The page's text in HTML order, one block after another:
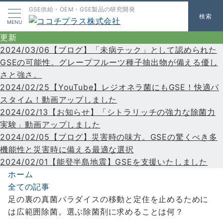
MENU
GSE供給・OEM・GSE製品の研究開発
検索
更新
2024/03/06【ブログ】「未病テック」として認められた
GSEの可能性。グレープフルーツ種子抽出物が備える優し
さと強さ。
2024/02/25【YouTube】レジオネラ菌にもGSE！快適バ
スタイム！動画アップしました
2024/02/13【お知らせ】「シトラリッチの強力な除菌力
実験」動画アップしました
2024/02/05【ブログ】災害時の味方。GSEの驚くべき多
機能性と災害時に備える最適な選択
2024/02/01【能登半島地震】GSEを支援いたしました
ホーム
全ての記事
足の裏の真菌パラダイスの移動と定住を止めるために
は広範囲除菌。選ぶ除菌剤に求めることは何？